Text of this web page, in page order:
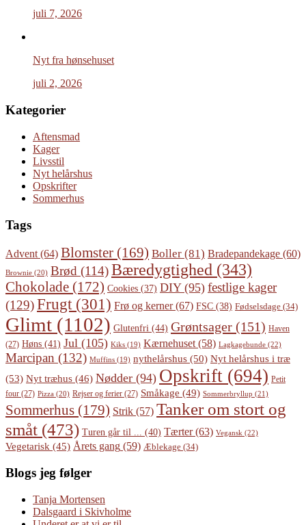
juli 7, 2026
Nyt fra hønsehuset
juli 2, 2026
Kategorier
Aftensmad
Kager
Livsstil
Nyt helårshus
Opskrifter
Sommerhus
Tags
Advent (64) Blomster (169) Boller (81) Bradepandekage (60)
Brownie (20) Brød (114)Bæredygtighed (343)
Chokolade (172) Cookies (37) DIY(95) festlige kager
(129)Frugt(301) Frø og kerner(67) FSC (38) Fødselsdage (34)
Glimt (1102) Glutenfri (44) Grøntsager (151) Haven
(27) Høns (41) Jul (105) Kiks (19) Kærnehuset (58) Lagkagebunde (22)
Marcipan (132) Muffins (19) nythelårshus (50) Nyt helårshus i træ
(53) Nyt træhus (46) Nødder (94) Opskrift (694) Petit
four (27) Pizza (20) Rejser og ferier (27) Småkage (49) Sommerbryllup (21)
Sommerhus (179) Strik (57) Tanker om stort og
småt (473) Turen går til ... (40) Tærter(63) Vegansk (22)
Vegetarisk (45) Årets gang (59) Æblekage (34)
Blogs jeg følger
Tanja Mortensen
Dalsgaard i Skivholme